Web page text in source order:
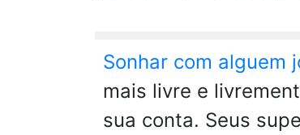
Sonhar com alguem
mais livre e
sua conta. Seus